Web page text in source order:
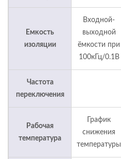
Емкость
изоляции
Входной-
выходной
ёмкости при
100кГц/0.1В
Частота
переключения
Рабочая
температура
График
снижения
температуры